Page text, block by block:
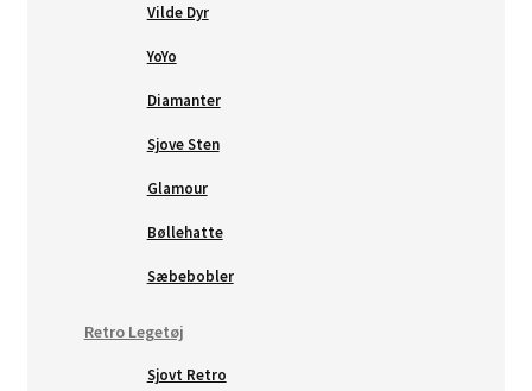
Vilde Dyr
YoYo
Diamanter
Sjove Sten
Glamour
Bøllehatte
Sæbebobler
Retro Legetøj
Sjovt Retro